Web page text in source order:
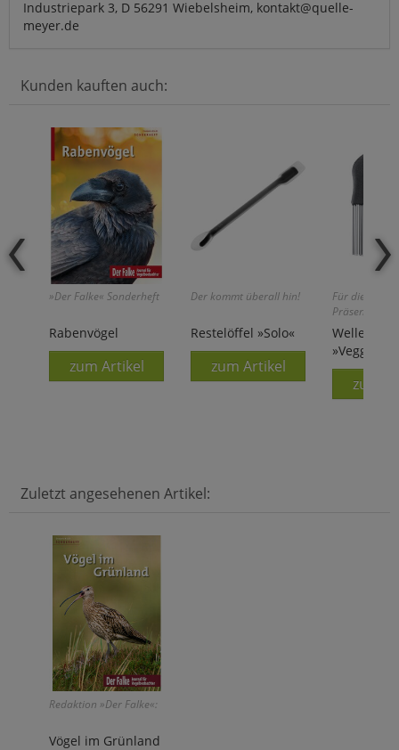
Industriepark 3, D 56291 Wiebelsheim, kontakt@quelle-
meyer.de
Kunden kauften auch:
»Der Falke« Sonderheft
Rabenvögel
zum Artikel
Der kommt überall hin!
Restelöffel »Solo«
zum Artikel
Für die
Präsentation!
zum
Zuletzt angesehenen Artikel:
Redaktion »Der Falke«:
Vögel im Grünland